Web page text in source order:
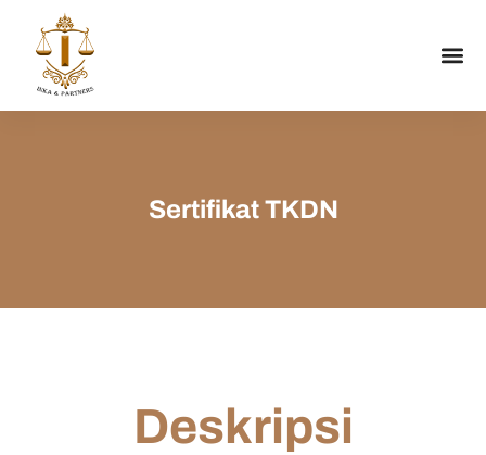
Sertifikat TKDN
Deskripsi